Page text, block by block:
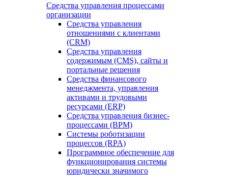
Средства управления процессами
организации
Средства управления
отношениями с клиентами
(CRM)
Средства управления
содержимым (CMS), сайты и
портальные решения
Средства финансового
менеджмента, управления
активами и трудовыми
ресурсами (ERP)
Средства управления бизнес-
процессами (BPM)
Системы роботизации
процессов (RPA)
Программное обеспечение для
функционирования системы
юридически значимого